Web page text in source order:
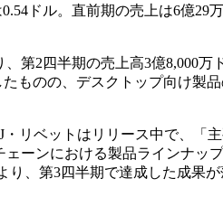
ドル。直前期の売上は6億29
第2四半期の売上高3億8,000万
ものの、デスクトップ向け製
リベットはリリース中で、「主
ーンにおける製品ラインナッ
り、第3四半期で達成した成果